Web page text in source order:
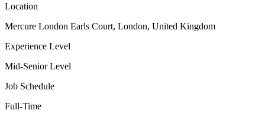
Location
Mercure London Earls Court, London, United Kingdom
Experience Level
Mid-Senior Level
Job Schedule
Full-Time